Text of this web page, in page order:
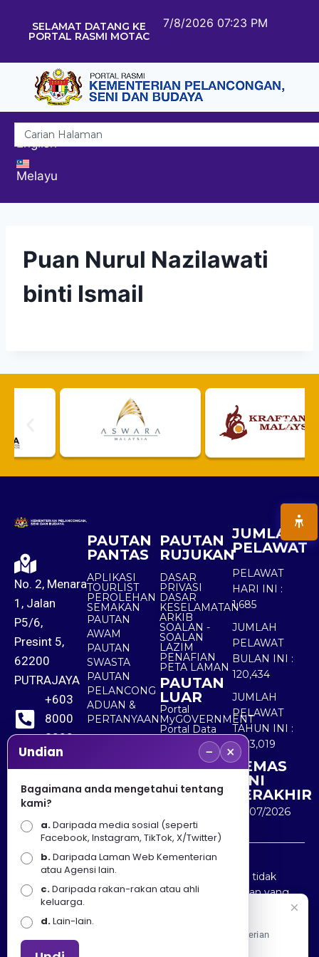
SELAMAT DATANG KE
PORTAL RASMI MOTAC
7/8/2026 07:23 PM
English
Melayu
Puan Nurul Nazilawati
binti Ismail
No. 2, Menara
1, Jalan
P5/6,
Presint 5,
62200
PUTRAJAYA
+603
8000
8000
+603
8891
7100
PAUTAN
PANTAS
APLIKASI
TOURLIST
PEROLEHAN
SEMAKAN
PAUTAN
AWAM
PAUTAN
SWASTA
PAUTAN
PELANCONG
ADUAN &
PERTANYAAN
PAUTAN
RUJUKAN
DASAR
PRIVASI
DASAR
KESELAMATAN
ARKIB
SOALAN -
SOALAN
LAZIM
PENAFIAN
PETA LAMAN
PAUTAN
LUAR
Portal
MyGOVERNMENT
Portal Data
Terbuka
Sektor Awam
JUMLAH
PELAWAT
PELAWAT
HARI INI :
1,685
JUMLAH
PELAWAT
BULAN INI :
120,434
JUMLAH
PELAWAT
TAHUN INI :
5,523,019
KEMAS
KINI
TERAKHIR
30/07/2026
Penafian : Kerajaan Malaysia dan Kementerian
Pelancongan Seni dan Budaya (MOTAC) adalah tidak
bertanggungjawab atas kehilangan atau kerugian yang
disebabkan oleh penggunaan mana-mana maklumat
yang diperolehi dari portal ini.
Undian − ×
Bagaimana anda mengetahui tentang
kami?
a.Daripada media sosial (seperti
Facebook, Instagram, TikTok, X/Twitter)
b.Daripada Laman Web Kementerian
atau Agensi lain.
c.Daripada rakan-rakan atau ahli
keluarga.
d.Lain-lain.
Apa Khabar! Selamat datang ke Portal Rasmi Kementerian
Pelancongan, Seni dan Budaya